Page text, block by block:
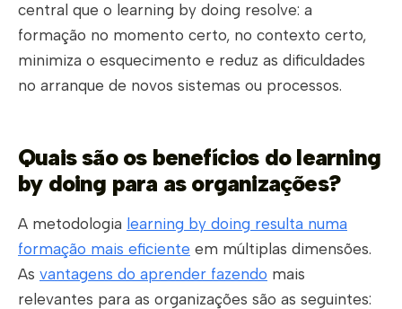
central que o learning by doing resolve: a
formação no momento certo, no contexto certo,
minimiza o esquecimento e reduz as dificuldades
no arranque de novos sistemas ou processos.
Quais são os benefícios do learning
by doing para as organizações?
A metodologia learning by doing resulta numa
formação mais eficiente em múltiplas dimensões.
As vantagens do aprender fazendo mais
relevantes para as organizações são as seguintes: